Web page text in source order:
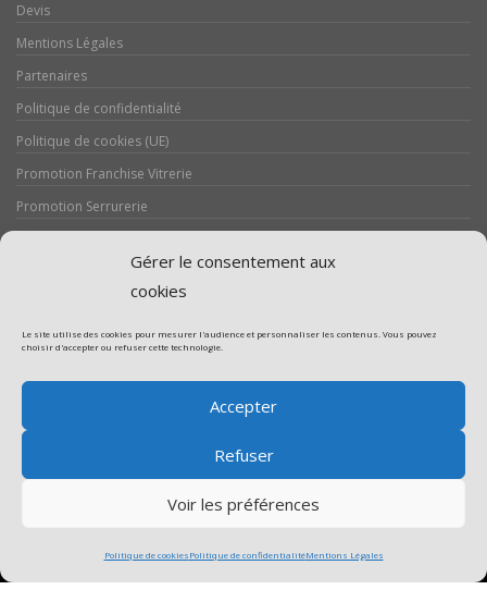
Gérer le consentement aux
cookies
Le site utilise des cookies pour mesurer l'audience et personnaliser les contenus. Vous pouvez
choisir d'accepter ou refuser cette technologie.
Accepter
Refuser
Voir les préférences
Politique de cookiesPolitique de confidentialitéMentions Légales
Devis
Mentions Légales
Partenaires
Politique de confidentialité
Politique de cookies (UE)
Promotion Franchise Vitrerie
Promotion Serrurerie